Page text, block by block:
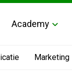
Academy
Marketing